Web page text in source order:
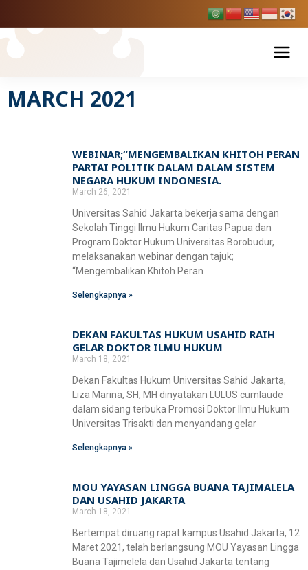
to
content
Tentang USAHID
Bagan & Struktur Organisasi
Pimpinan Universitas
BPMPP Usahid
Fakultas Ekonomi dan Bisnis
Manajemen
Akuntansi
Pariwisata
Ilmu Hukum
Fakultas Ilmu Komunikasi
D-III Broadcasting (Penyiaran)
Ilmu Komunikasi
Fakultas Teknik
Teknik Lingkungan
Teknologi Pangan
Sekolah Pascasarjana
Doktoral Ilmu Komunikasi
Magister Ilmu Komunikasi
Magister Manajemen Lingkungan
Pendaftaran Mahasiswa Baru
Penelitian & Publikasi
Berita Usahid
SIAKAD
CETAK KTM INFO AKADEMIK
ALUMNI MBKM
humas@usahid.ac.id
Jadi
MARCH 2021
WEBINAR;“MENGEMBALIKAN KHITOH PERAN
PARTAI POLITIK DALAM DALAM SISTEM
NEGARA HUKUM INDONESIA.
March 26, 2021
Universitas Sahid Jakarta bekerja sama dengan
Sekolah Tinggi Ilmu Hukum Caritas Papua dan
Program Doktor Hukum Universitas Borobudur,
melaksanakan webinar dengan tajuk;
“Mengembalikan Khitoh Peran
Selengkapnya »
DEKAN FAKULTAS HUKUM USAHID RAIH
GELAR DOKTOR ILMU HUKUM
March 18, 2021
Dekan Fakultas Hukum Universitas Sahid Jakarta,
Liza Marina, SH, MH dinyatakan LULUS cumlaude
dalam sidang terbuka Promosi Doktor Ilmu Hukum
Universitas Trisakti dan menyandang gelar
Selengkapnya »
MOU YAYASAN LINGGA BUANA TAJIMALELA
DAN USAHID JAKARTA
March 18, 2021
Bertempat diruang rapat kampus Usahid Jakarta, 12
Maret 2021, telah berlangsung MOU Yayasan Lingga
Buana Tajimelela dan Usahid Jakarta tentang
PagePage